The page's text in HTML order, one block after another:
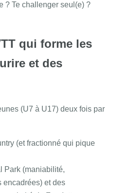
? Te challenger seul(e) ?
qui forme les
et des
(U7 à U17) deux fois par
(et fractionné qui pique
Park (maniabilité,
encadrées) et des